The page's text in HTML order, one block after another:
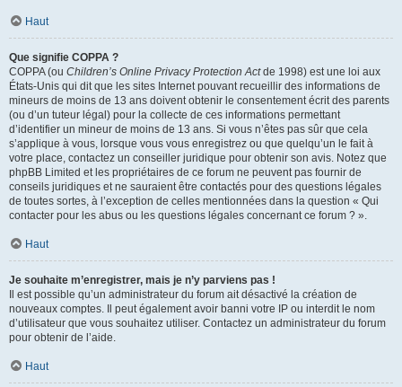
Haut
Que signifie COPPA ?
COPPA (ou Children’s Online Privacy Protection Actde 1998) est une loi aux
États-Unis qui dit que les sites Internet pouvant recueillir des informations de
mineurs de moins de 13 ans doivent obtenir le consentement écrit des parents
(ou d’un tuteur légal) pour la collecte de ces informations permettant
d’identifier un mineur de moins de 13 ans. Si vous n’êtes pas sûr que cela
s’applique à vous, lorsque vous vous enregistrez ou que quelqu’un le fait à
votre place, contactez un conseiller juridique pour obtenir son avis. Notez que
phpBB Limited et les propriétaires de ce forum ne peuvent pas fournir de
conseils juridiques et ne sauraient être contactés pour des questions légales
de toutes sortes, à l’exception de celles mentionnées dans la question « Qui
contacter pour les abus ou les questions légales concernant ce forum ? ».
Haut
Je souhaite m’enregistrer, mais je n’y parviens pas !
Il est possible qu’un administrateur du forum ait désactivé la création de
nouveaux comptes. Il peut également avoir banni votre IP ou interdit le nom
d’utilisateur que vous souhaitez utiliser. Contactez un administrateur du forum
pour obtenir de l’aide.
Haut